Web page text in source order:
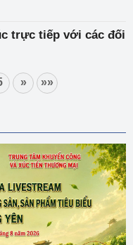
trực tiếp với các đối
» »»